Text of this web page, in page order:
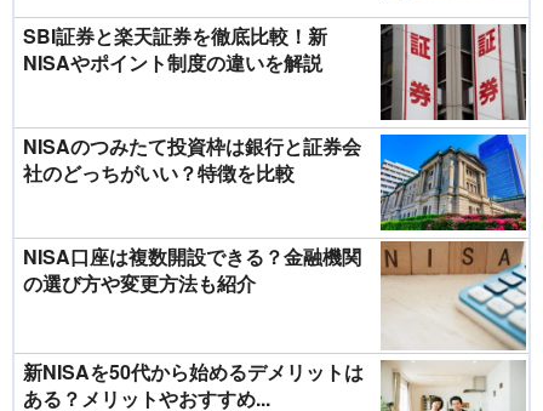
SBI証券と楽天証券を徹底比較！新
NISAやポイント制度の違いを解説
NISAのつみたて投資枠は銀行と証券会
社のどっちがいい？特徴を比較
NISA口座は複数開設できる？金融機関
の選び方や変更方法も紹介
新NISAを50代から始めるデメリットは
ある？メリットやおすすめ...